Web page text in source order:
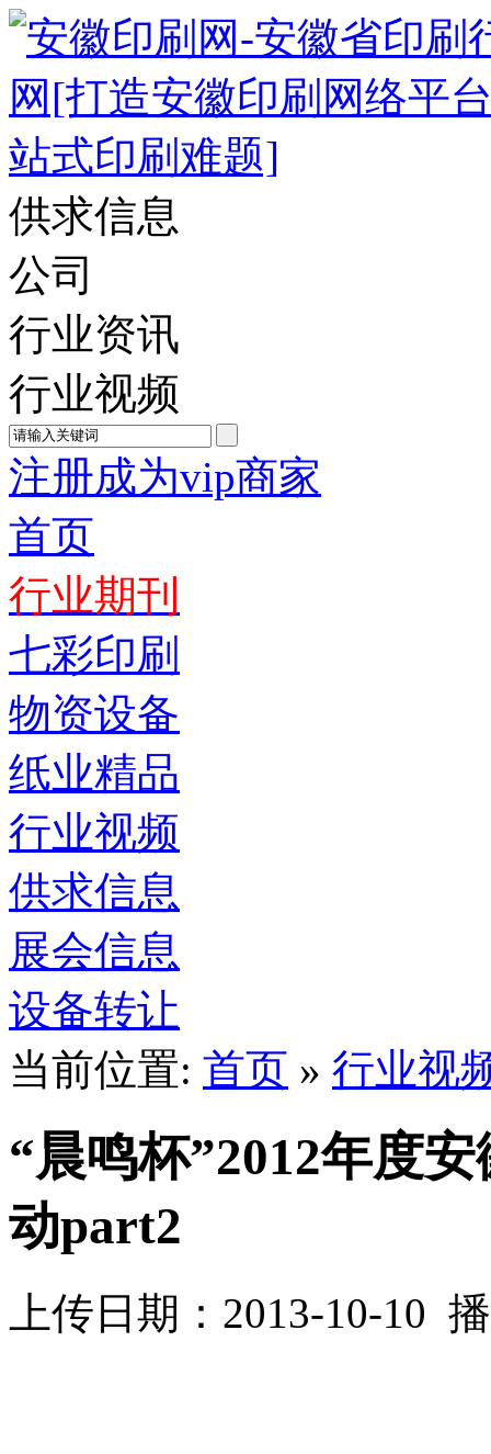
供求信息
公司
行业资讯
行业视频
注册成为vip商家
首页
行业期刊
七彩印刷
物资设备
纸业精品
行业视频
供求信息
展会信息
设备转让
当前位置: 首页 » 行业视
“晨鸣杯”2012年度
动part2
上传日期：2013-10-10